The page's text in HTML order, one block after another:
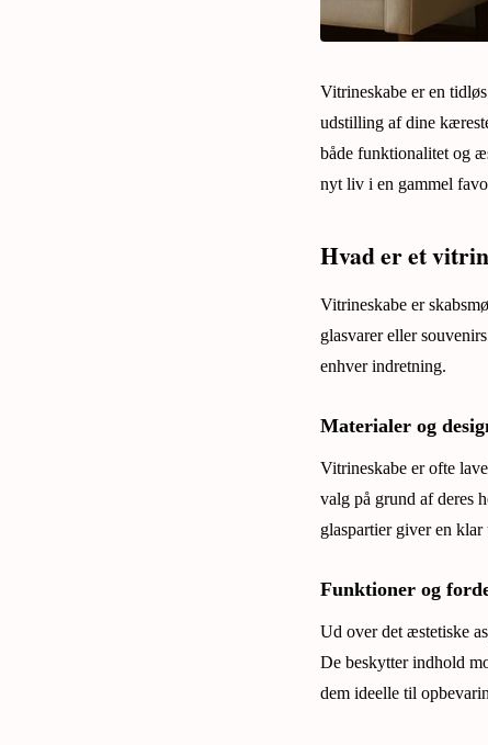
Vitrineskabe er en
udstilling af dine
både funktionalitet og
nyt liv i en gammel
Hvad er et
Vitrineskabe er
glasvarer eller
enhver indretning.
Materialer og
Vitrineskabe er ofte
valg på grund af deres
glaspartier giver en
Funktioner og
Ud over det æstetiske
De beskytter indhold
dem ideelle til